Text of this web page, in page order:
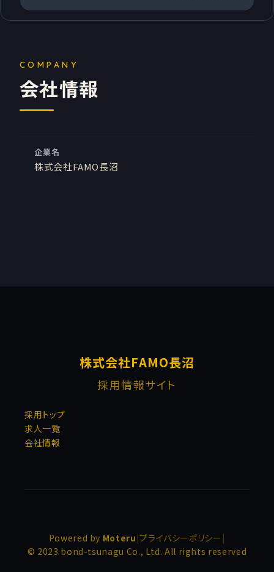
会社情報
企業名
株式会社FAMO長沼
株式会社FAMO長沼
採用情報サイト
採用トップ
求人一覧
会社情報
Powered by Moteru |プライバシーポリシー |
© 2023 bond-tsunagu Co., Ltd. All rights reserved